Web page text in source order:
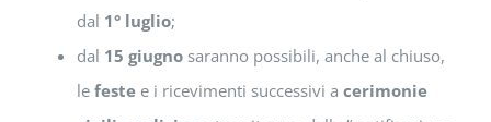
dal 1° luglio;
dal 15 giugnosaranno possibili, anche al chiuso,
le festee i ricevimenti successivi a cerimonie